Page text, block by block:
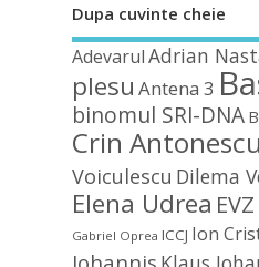
Dupa cuvinte cheie
Adevarul Adrian
plesu Antena 3
binomul SRI-DNA
Crin Antonescu
Voiculescu Dilema
Elena Udrea EVZ
Gabriel Oprea ICCJ Ion